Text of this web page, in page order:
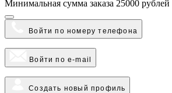
Минимальная сумма заказа 25000 рублей
Войти по номеру телефона
Войти по e-mail
Создать новый профиль